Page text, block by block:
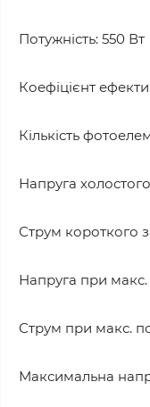
Потужність: 550 Вт
Коефіцієнт
Кількість
Напруга
Струм короткого
Напруга при макс.
Струм при макс.
Максимальна